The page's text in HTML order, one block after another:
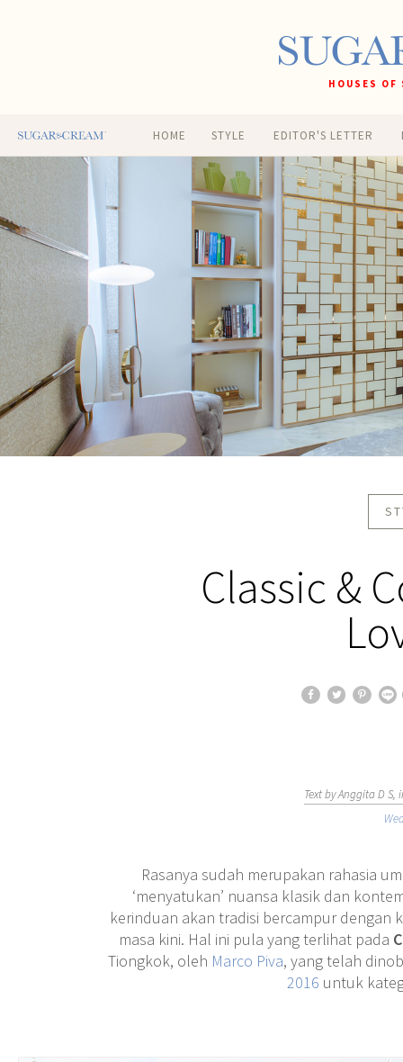
HOUSES
HOME STYLE EDITOR'S LETTER
Classic &
Text by Anggita D
Rasanya sudah merupakan rahasia
‘menyatukan’ nuansa klasik dan
kerinduan akan tradisi bercampur dengan
masa kini. Hal ini pula yang terlihat pada
Tiongkok, oleh Marco Piva, yang telah
2016 untuk